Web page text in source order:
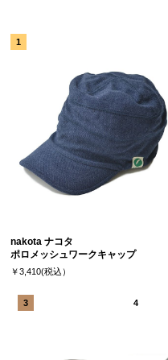
nakota ナコタ
ポロメッシュワークキャップ
￥3,410(税込）